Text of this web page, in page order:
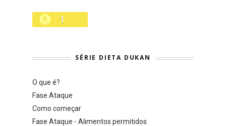
1
SÉRIE DIETA DUKAN
O que é?
Fase Ataque
Como começar
Fase Ataque - Alimentos permitidos